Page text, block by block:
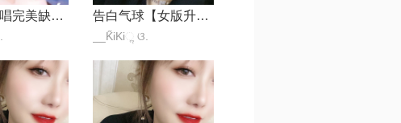
凉凉【原唱完美缺女声版】 告白气球【女版升调】
__K̋iKiૢ ଓ.